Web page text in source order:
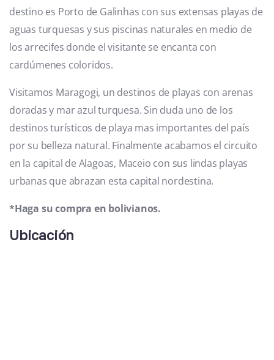
destino es Porto de Galinhas con sus extensas playas de
aguas turquesas y sus piscinas naturales en medio de
los arrecifes donde el visitante se encanta con
cardúmenes coloridos.
Visitamos Maragogi, un destinos de playas con arenas
doradas y mar azul turquesa. Sin duda uno de los
destinos turísticos de playa mas importantes del país
por su belleza natural. Finalmente acabamos el circuito
en la capital de Alagoas, Maceio con sus lindas playas
urbanas que abrazan esta capital nordestina.
*Haga su compra en bolivianos.
Ubicación